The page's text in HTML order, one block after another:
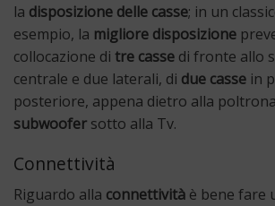
la disposizione delle casse; in un
esempio, la migliore disposizione
collocazione di tre casse di fronte allo
centrale e due laterali, di due casse in
posteriore, appena dietro alla
subwoofer sotto alla Tv.
Connettività
Riguardo alla connettività è bene fare